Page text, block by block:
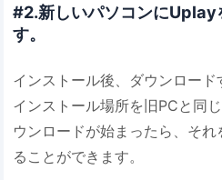
#2.新しいパソコンにUplay
す。
インストール後、ダウンロー
インストール場所を旧PCと同
ウンロードが始まったら、そ
ることができます。